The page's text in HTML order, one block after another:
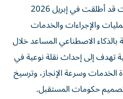
وكانت حكومة دولة الإمارات قد أطلقت في إبريل 2026
من العمليات والإجراءات والخدمات
الاصطناعي المساعد خلال
تهدف إلى إحداث نقلة نوعية في
وسرعة الإنجاز، وترسيخ
تصميم حكومات المستقبل.